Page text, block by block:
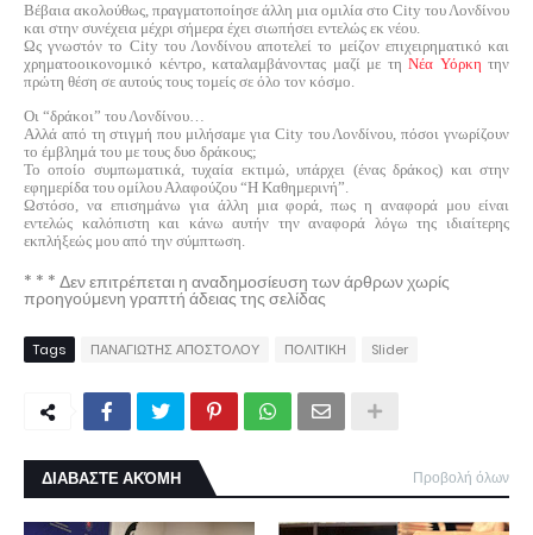
Βέβαια ακολούθως, πραγματοποίησε άλλη μια ομιλία στο City του Λονδίνου
και στην συνέχεια μέχρι σήμερα έχει σιωπήσει εντελώς εκ νέου.
Ως γνωστόν το City του Λονδίνου αποτελεί το μείζον επιχειρηματικό και
χρηματοοικονομικό κέντρο, καταλαμβάνοντας μαζί με τη Νέα Υόρκη την
πρώτη θέση σε αυτούς τους τομείς σε όλο τον κόσμο.
Οι “δράκοι” του Λονδίνου…
Αλλά από τη στιγμή που μιλήσαμε για City του Λονδίνου, πόσοι γνωρίζουν
το έμβλημά του με τους δυο δράκους;
Το οποίο συμπωματικά, τυχαία εκτιμώ, υπάρχει (ένας δράκος) και στην
εφημερίδα του ομίλου Αλαφούζου “Η Καθημερινή”.
Ωστόσο, να επισημάνω για άλλη μια φορά, πως η αναφορά μου είναι
εντελώς καλόπιστη και κάνω αυτήν την αναφορά λόγω της ιδιαίτερης
εκπλήξεώς μου από την σύμπτωση.
* * * Δεν επιτρέπεται η αναδημοσίευση των άρθρων χωρίς
προηγούμενη γραπτή άδειας της σελίδας
Tags ΠΑΝΑΓΙΩΤΗΣ ΑΠΟΣΤΟΛΟΥ ΠΟΛΙΤΙΚΗ Slider
ΔΙΑΒΑΣΤΕ ΑΚΌΜΗ Προβολή όλων